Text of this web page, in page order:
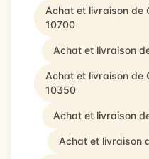
Achat et livraison de
10700
Achat et livraison
Achat et livraison de
10350
Achat et livraison
Achat et livraison